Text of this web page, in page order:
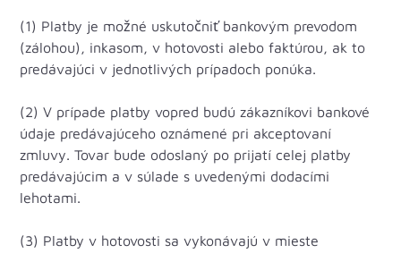
(1) Platby je možné uskutočniť bankovým prevodom
(zálohou), inkasom, v hotovosti alebo faktúrou, ak to
predávajúci v jednotlivých prípadoch ponúka.
(2) V prípade platby vopred budú zákazníkovi bankové
údaje predávajúceho oznámené pri akceptovaní
zmluvy. Tovar bude odoslaný po prijatí celej platby
predávajúcim a v súlade s uvedenými dodacími
lehotami.
(3) Platby v hotovosti sa vykonávajú v mieste